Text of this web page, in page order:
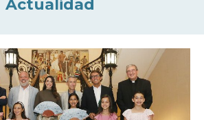
Actualidad